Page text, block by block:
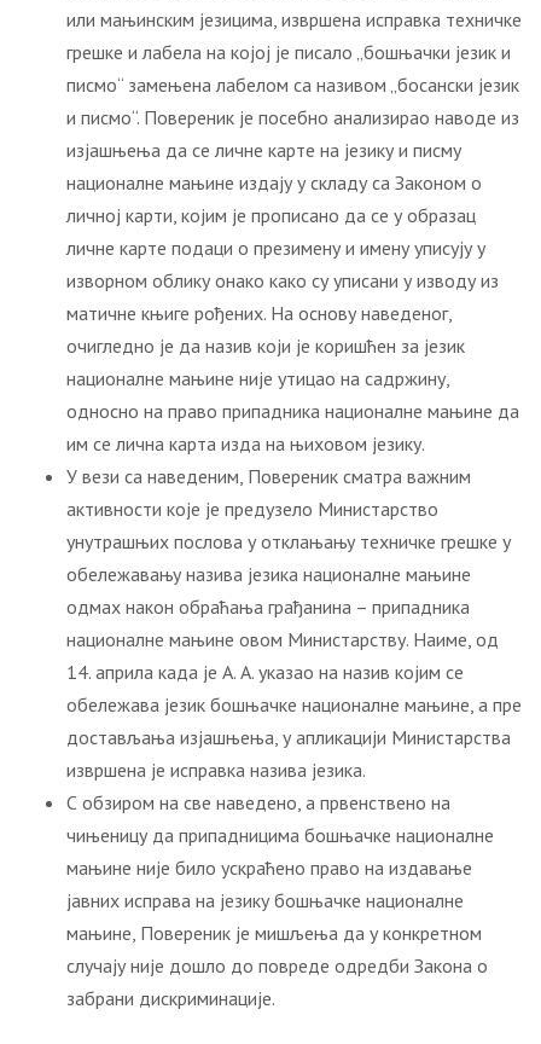
или мањинским језицима, извршена исправка техничке
грешке и лабела на којој је писало „бошњачки језик и
писмо“ замењена лабелом са називом „босански језик
и писмо“. Повереник је посебно анализирао наводе из
изјашњења да се личне карте на језику и писму
националне мањине издају у складу са Законом о
личној карти, којим је прописано да се у образац
личне карте подаци о презимену и имену уписују у
изворном облику онако како су уписани у изводу из
матичне књиге рођених. На основу наведеног,
очигледно је да назив који је коришћен за језик
националне мањине није утицао на садржину,
односно на право припадника националне мањине да
им се лична карта изда на њиховом језику.
У вези са наведеним, Повереник сматра важним
активности које је предузело Министарство
унутрашњих послова у отклањању техничке грешке у
обележавању назива језика националне мањине
одмах након обраћања грађанина – припадника
националне мањине овом Министарству. Наиме, од
14. априла када је А. А. указао на назив којим се
обележава језик бошњачке националне мањине, а пре
достављања изјашњења, у апликацији Министарства
извршена је исправка назива језика.
С обзиром на све наведено, а првенствено на
чињеницу да припадницима бошњачке националне
мањине није било ускраћено право на издавање
јавних исправа на језику бошњачке националне
мањине, Повереник је мишљења да у конкретном
случају није дошло до повреде одредби Закона о
забрани дискриминације.